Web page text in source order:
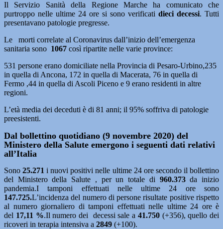
Il Servizio Sanità della Regione Marche ha comunicato che
purtroppo nelle ultime 24 ore si sono verificati dieci decessi. Tutti
presentavano patologie pregresse.
Le morti correlate al Coronavirus dall’inizio dell’emergenza
sanitaria sono 1067 così ripartite nelle varie province:
531 persone erano domiciliate nella Provincia di Pesaro-Urbino,235
in quella di Ancona, 172 in quella di Macerata, 76 in quella di
Fermo ,44 in quella di Ascoli Piceno e 9 erano residenti in altre
regioni.
L’età media dei deceduti è di 81 anni; il 95% soffriva di patologie
preesistenti.
Dal bollettino quotidiano (9 novembre 2020) del
Ministero della Salute emergono i seguenti dati relativi
all’Italia
Sono25.271 i nuovi positivi nelle ultime 24 ore secondo il bollettino
del Ministero della Salute , per un totale di 960.373da inizio
pandemia.I tamponi effettuati nelle ultime 24 ore sono
147.725.L’incidenza del numero di persone risultate positive rispetto
al numero giornaliero di tamponi effettuati nelle ultime 24 ore è
del 17,11 %.Il numero dei decessi sale a 41.750 (+356), quello dei
ricoveri in terapia intensiva a 2849 (+100).